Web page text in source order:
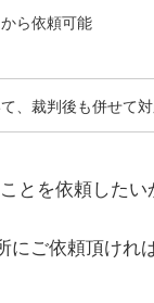
ら依頼可能
、裁判後も併せて
とを依頼した
ご依頼頂ければ